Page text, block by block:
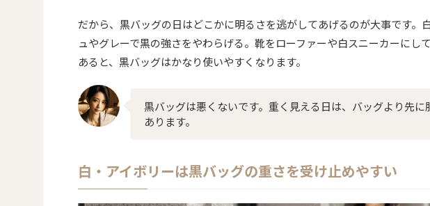
だから、黒バッグの日はどこかに明るさを逃がしてあげるのが大事です。
ュやグレーで黒の強さをやわらげる。靴をローファーや白スニーカーにし
あると、黒バッグはかなり使いやすくなります。
黒バッグは悪くないです。重く見える日は、バッグより先
あります。
白・アイボリーは黒バッグの重さを受け止めやすい